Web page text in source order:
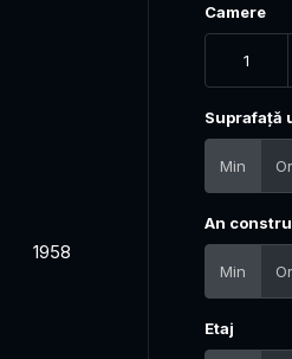
1958
Camere
1
Suprafață
Min
An
Min
Etaj